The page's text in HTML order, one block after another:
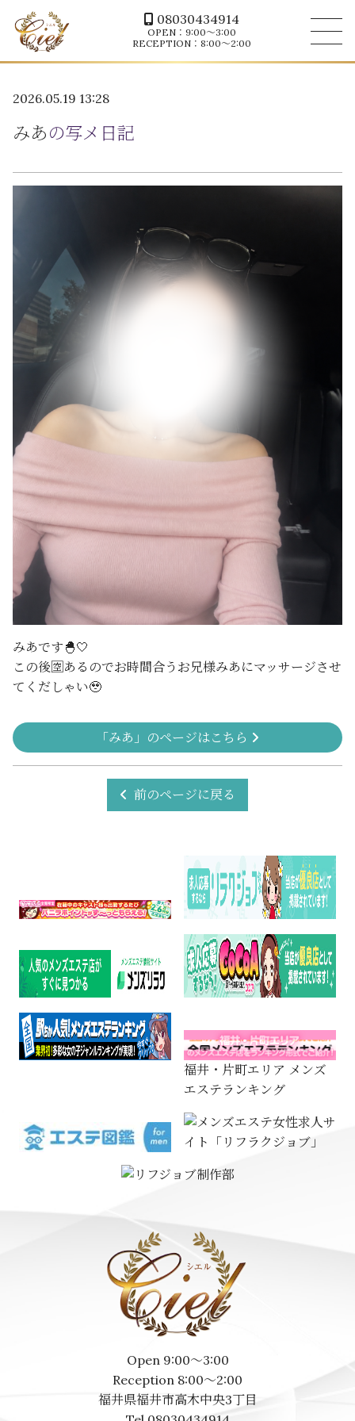
08030434914
OPEN：9:00～3:00
RECEPTION：8:00～2:00
2026.05.19 13:28
みあの写メ日記
みあです🐣🤍
この後🈳あるのでお時間合うお兄様みあにマッサージさせ
てくだしゃい🥹
「みあ」のページはこちら
前のページに戻る
福井・片町エリア メンズ
エステランキング
Open 9:00～3:00
Reception 8:00～2:00
福井県福井市高木中央3丁目